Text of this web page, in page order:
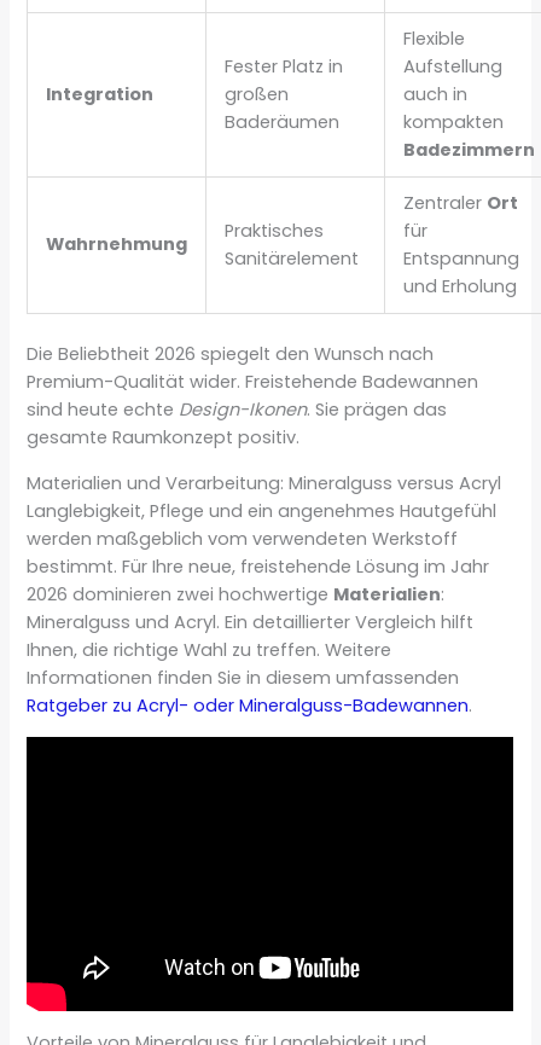
Integration
Fester Platz in
großen
Baderäumen
Flexible
Aufstellung
auch in
kompakten
Badezimmern
Wahrnehmung
Praktisches
Sanitärelement
Zentraler Ort
für
Entspannung
und Erholung
Die Beliebtheit 2026 spiegelt den Wunsch nach
Premium-Qualität wider. Freistehende Badewannen
sind heute echte Design-Ikonen. Sie prägen das
gesamte Raumkonzept positiv.
Materialien und Verarbeitung: Mineralguss versus Acryl
Langlebigkeit, Pflege und ein angenehmes Hautgefühl
werden maßgeblich vom verwendeten Werkstoff
bestimmt. Für Ihre neue, freistehende Lösung im Jahr
2026 dominieren zwei hochwertige Materialien:
Mineralguss und Acryl. Ein detaillierter Vergleich hilft
Ihnen, die richtige Wahl zu treffen. Weitere
Informationen finden Sie in diesem umfassenden
Ratgeber zu Acryl- oder Mineralguss-Badewannen.